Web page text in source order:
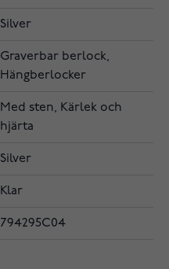
Silver
Graverbar berlock,
Hängberlocker
Med sten, Kärlek och
hjärta
Silver
Klar
794295C04